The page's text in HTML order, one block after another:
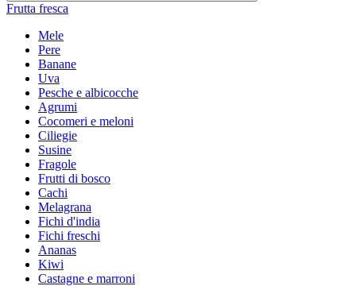
Frutta fresca
Mele
Pere
Banane
Uva
Pesche e albicocche
Agrumi
Cocomeri e meloni
Ciliegie
Susine
Fragole
Frutti di bosco
Cachi
Melagrana
Fichi d'india
Fichi freschi
Ananas
Kiwi
Castagne e marroni